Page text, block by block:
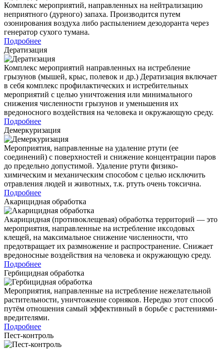
Комплекс мероприятий, направленных на нейтрализацию
неприятного (дурного) запаха. Производится путем
озонирования воздуха либо распылением дезодоранта через
генератор сухого тумана.
Подробнее
Дератизация
Комплекс мероприятий направленных на истребление
грызунов (мышей, крыс, полевок и др.) Дератизация включает
в себя комплекс профилактических и истребительных
мероприятий с целью уничтожения или минимального
снижения численности грызунов и уменьшения их
вредоносного воздействия на человека и окружающую среду.
Подробнее
Демеркуризация
Мероприятия, направленные на удаление ртути (ее
соединений) с поверхностей и снижение концентрации паров
до предельно допустимой. Удаление ртути физико-
химическим и механическим способом с целью исключить
отравления людей и животных, т.к. ртуть очень токсична.
Подробнее
Акарицидная обработка
Акарицидная (противоклещевая) обработка территорий — это
мероприятия, направленные на истребление иксодовых
клещей, на максимальное снижение численности, что
предотвращает их размножение и распространение. Снижает
вредоносные воздействия на человека и окружающую среду.
Подробнее
Гербицидная обработка
Мероприятия, направленные на истребление нежелательной
растительности, уничтожение сорняков. Нередко этот способ
путём отношения самый эффективный в борьбе с растениями-
вредителями.
Подробнее
Пест-контроль